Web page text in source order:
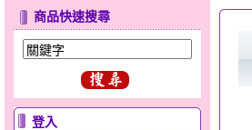
商品快速搜尋
登入